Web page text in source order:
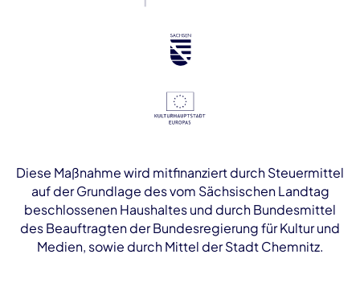
Diese Maßnahme wird mitfinanziert durch Steuermittel
auf der Grundlage des vom Sächsischen Landtag
beschlossenen Haushaltes und durch Bundesmittel
des Beauftragten der Bundesregierung für Kultur und
Medien, sowie durch Mittel der Stadt Chemnitz.